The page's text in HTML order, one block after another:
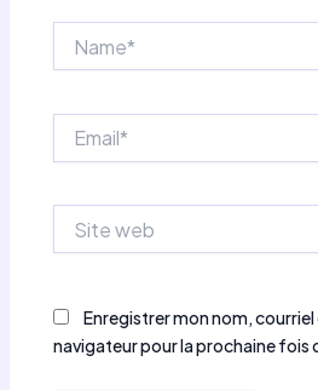
web
Enregistrer mon nom,
navigateur pour la prochaine fois